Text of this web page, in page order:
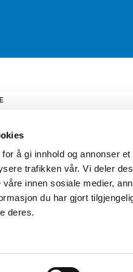
å gi innhold og annonser
trafikken vår. Vi deler
innen sosiale medier,
du har gjort
deres.
spørsmål